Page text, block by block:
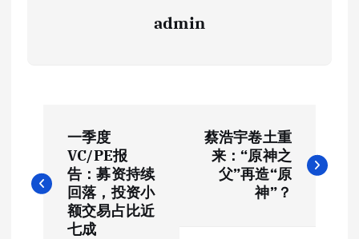
admin
章
导
一季度
VC/PE报
告：募资持续
回落，投资小
额交易占比近
七成
蔡浩宇卷土重
来：“原神之
父”再造“原
神”？